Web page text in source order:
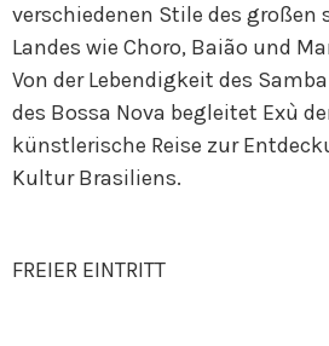
verschiedenen Stile des
Landes wie Choro, Baião und
Von der Lebendigkeit des
des Bossa Nova begleitet Exù
künstlerische Reise zur
Kultur Brasiliens.
FREIER EINTRITT